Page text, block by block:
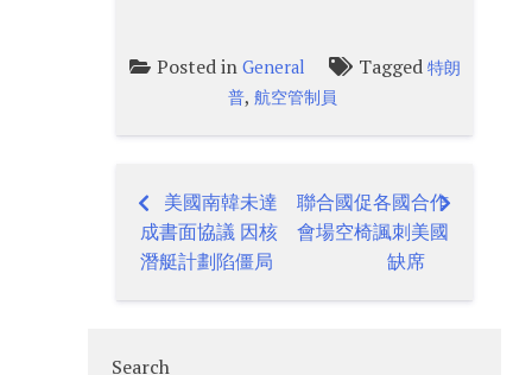
Posted in General Tagged 特朗
普,航空管制員
Post
navigation
美國南韓未達
成書面協議 因核
潛艇計劃陷僵局
聯合國促各國合作
會場空椅諷刺美國
缺席
Search